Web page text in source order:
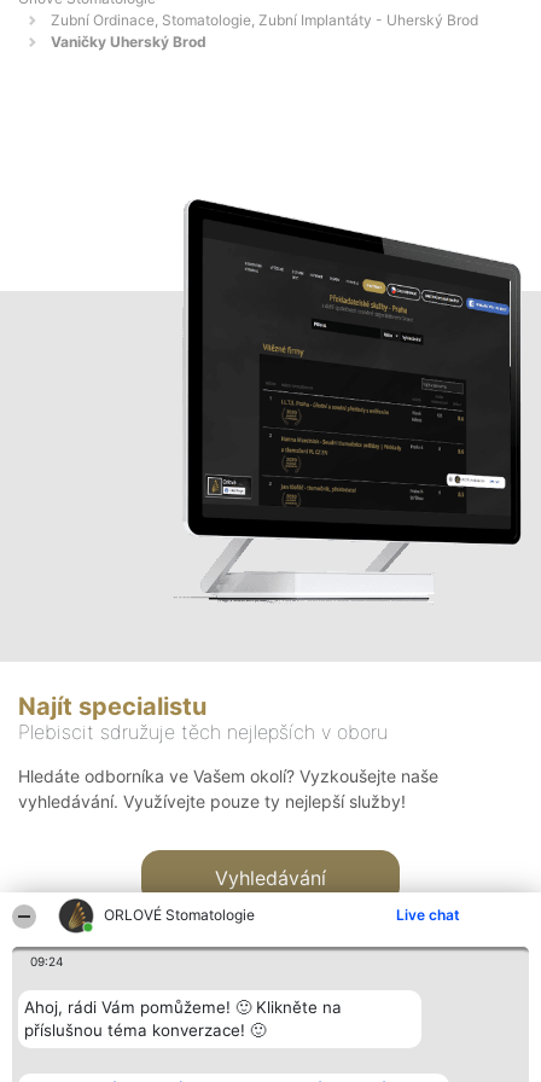
ORLOVÉ Stomatologie Live chat
09:24
Ahoj, rádi Vám pomůžeme! 🙂 Klikněte na
příslušnou téma konverzace! 🙂
Zubní Ordinace, Stomatologie, Zubní Implantáty - Uherský Brod
Vaničky Uherský Brod
Najít specialistu
Plebiscit sdružuje těch nejlepších v oboru
Hledáte odborníka ve Vašem okolí? Vyzkoušejte naše
vyhledávání. Využívejte pouze ty nejlepší služby!
Vyhledávání
Bright Side Solutions sp. z o. Vítězové Kontakt